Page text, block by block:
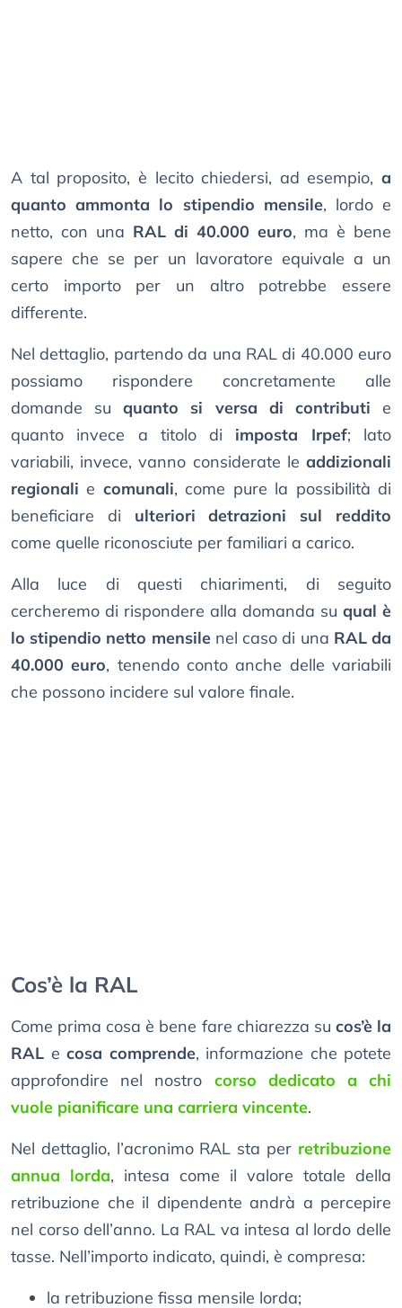
A tal proposito, è lecito chiedersi, ad esempio, a
quanto ammonta lo stipendio mensile, lordo e
netto, con una RAL di 40.000 euro, ma è bene
sapere che se per un lavoratore equivale a un
certo importo per un altro potrebbe essere
differente.
Nel dettaglio, partendo da una RAL di 40.000 euro
possiamo rispondere concretamente alle
domande suquanto si versa di contributi e
quanto invece a titolo di imposta Irpef; lato
variabili, invece, vanno considerate le addizionali
regionali e comunali, come pure la possibilità di
beneficiare di ulteriori detrazioni sul reddito
come quelle riconosciute per familiari a carico.
Alla luce di questi chiarimenti, di seguito
cercheremo di rispondere alla domanda su qual è
lo stipendio netto mensilenel caso di una RAL da
40.000 euro, tenendo conto anche delle variabili
che possono incidere sul valore finale.
Cos’è la RAL
Come prima cosa è bene fare chiarezza su cos’è la
RAL e cosa comprende, informazione che potete
approfondire nel nostro corso dedicato a chi
vuole pianificare una carriera vincente.
Nel dettaglio, l’acronimo RAL sta per retribuzione
annua lorda, intesa come il valore totale della
retribuzione che il dipendente andrà a percepire
nel corso dell’anno. La RAL va intesa al lordo delle
tasse. Nell’importo indicato, quindi, è compresa:
la retribuzione fissa mensile lorda;